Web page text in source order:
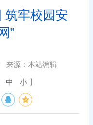
筑牢校园安
”
来源： 本站编辑
中 小 】